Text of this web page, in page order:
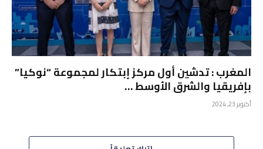
المغرب : تدشين أول مركز إبتكار لمجموعة “نوكيا”
بإفريقيا والشرق الأوسط …
أكتوبر 23, 2024